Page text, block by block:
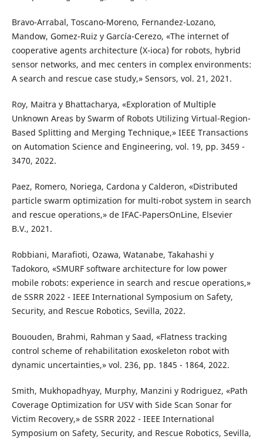
Bravo-Arrabal, Toscano-Moreno, Fernandez-Lozano,
Mandow, Gomez-Ruiz y García-Cerezo, «The internet of
cooperative agents architecture (X-ioca) for robots, hybrid
sensor networks, and mec centers in complex environments:
A search and rescue case study,» Sensors, vol. 21, 2021.
Roy, Maitra y Bhattacharya, «Exploration of Multiple
Unknown Areas by Swarm of Robots Utilizing Virtual-Region-
Based Splitting and Merging Technique,» IEEE Transactions
on Automation Science and Engineering, vol. 19, pp. 3459 -
3470, 2022.
Paez, Romero, Noriega, Cardona y Calderon, «Distributed
particle swarm optimization for multi-robot system in search
and rescue operations,» de IFAC-PapersOnLine, Elsevier
B.V., 2021.
Robbiani, Marafioti, Ozawa, Watanabe, Takahashi y
Tadokoro, «SMURF software architecture for low power
mobile robots: experience in search and rescue operations,»
de SSRR 2022 - IEEE International Symposium on Safety,
Security, and Rescue Robotics, Sevilla, 2022.
Bououden, Brahmi, Rahman y Saad, «Flatness tracking
control scheme of rehabilitation exoskeleton robot with
dynamic uncertainties,» vol. 236, pp. 1845 - 1864, 2022.
Smith, Mukhopadhyay, Murphy, Manzini y Rodriguez, «Path
Coverage Optimization for USV with Side Scan Sonar for
Victim Recovery,» de SSRR 2022 - IEEE International
Symposium on Safety, Security, and Rescue Robotics, Sevilla,